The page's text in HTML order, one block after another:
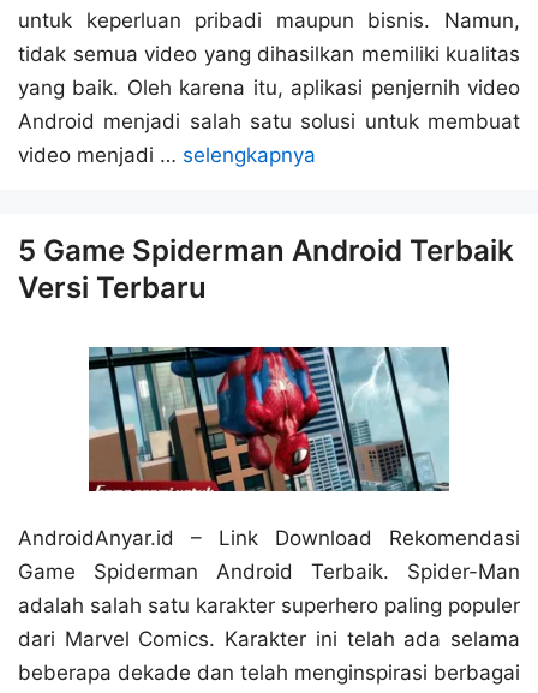
untuk keperluan pribadi maupun bisnis. Namun,
tidak semua video yang dihasilkan memiliki kualitas
yang baik. Oleh karena itu, aplikasi penjernih video
Android menjadi salah satu solusi untuk membuat
video menjadi … selengkapnya
5 Game Spiderman Android Terbaik
Versi Terbaru
AndroidAnyar.id – Link Download Rekomendasi
Game Spiderman Android Terbaik. Spider-Man
adalah salah satu karakter superhero paling populer
dari Marvel Comics. Karakter ini telah ada selama
beberapa dekade dan telah menginspirasi berbagai